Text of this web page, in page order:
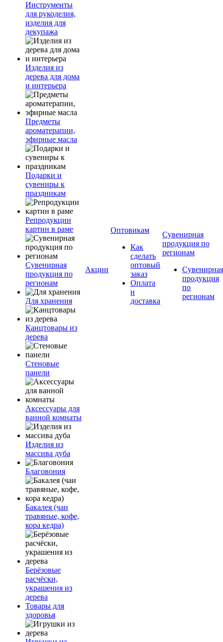
Инструменты
для рукоделия,
изделия для
декупажа
Изделия из
дерева для дома
и интерьера
Предметы
ароматерапии,
эфирные масла
Подарки и
сувениры к
праздникам
Репродукции
картин в раме
Сувенирная
продукция по
регионам
Для хранения
Канцтовары из
дерева
Стеновые
панели
Аксессуары для
ванной комнаты
Изделия из
массива дуба
Благовония
Бакалея (чаи
травяные, кофе,
кора кедра)
Берёзовые
расчёски,
украшения из
дерева
Товары для
здоровья
Акции
Оптовикам
Как
сделать
оптовый
заказ
Оплата
и
доставка
Сувенирная
продукция по
регионам
Сувенирная
продукция
по
регионам